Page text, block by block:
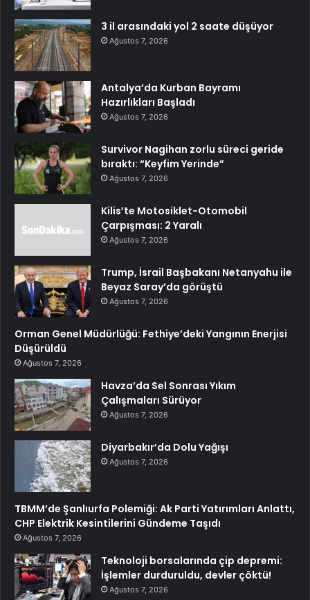
3 il arasındaki yol 2 saate düşüyor
Ağustos 7, 2026
Antalya’da Kurban Bayramı
Hazırlıkları Başladı
Ağustos 7, 2026
Survivor Nagihan zorlu süreci geride
bıraktı: “Keyfim Yerinde”
Ağustos 7, 2026
Kilis’te Motosiklet-Otomobil
Çarpışması: 2 Yaralı
Ağustos 7, 2026
Trump, İsrail Başbakanı Netanyahu ile
Beyaz Saray’da görüştü
Ağustos 7, 2026
Orman Genel Müdürlüğü: Fethiye’deki Yangının Enerjisi
Düşürüldü
Ağustos 7, 2026
Havza’da Sel Sonrası Yıkım
Çalışmaları Sürüyor
Ağustos 7, 2026
Diyarbakır’da Dolu Yağışı
Ağustos 7, 2026
TBMM’de Şanlıurfa Polemiği: Ak Parti Yatırımları Anlattı,
CHP Elektrik Kesintilerini Gündeme Taşıdı
Ağustos 7, 2026
Teknoloji borsalarında çip depremi:
İşlemler durduruldu, devler çöktü!
Ağustos 7, 2026